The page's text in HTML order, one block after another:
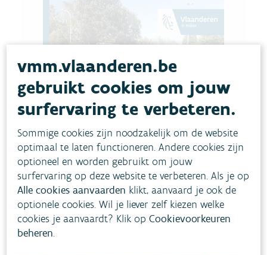
vmm.vlaanderen.be
gebruikt cookies om jouw
surfervaring te verbeteren.
Sommige cookies zijn noodzakelijk om de website
optimaal te laten functioneren. Andere cookies zijn
optioneel en worden gebruikt om jouw
surfervaring op deze website te verbeteren. Als je op
Alle cookies aanvaarden klikt, aanvaard je ook de
optionele cookies. Wil je liever zelf kiezen welke
cookies je aanvaardt? Klik opCookievoorkeuren
beheren.